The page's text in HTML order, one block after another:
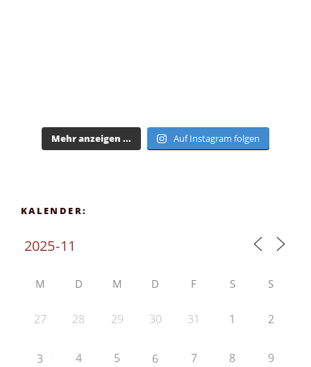
Mehr anzeigen ... Auf Instagram folgen
KALENDER:
M D M D F S S
27 28 29 30 31 1 2
3 4 5 6 7 8 9